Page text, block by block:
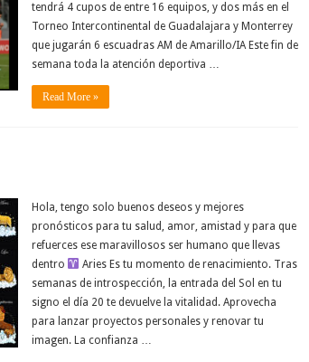
tendrá 4 cupos de entre 16 equipos, y dos más en el
Torneo Intercontinental de Guadalajara y Monterrey
que jugarán 6 escuadras AM de Amarillo/IA Este fin de
semana toda la atención deportiva …
Read More »
Hola, tengo solo buenos deseos y mejores
pronósticos para tu salud, amor, amistad y para que
refuerces ese maravillosos ser humano que llevas
dentro
Aries Es tu momento de renacimiento. Tras
semanas de introspección, la entrada del Sol en tu
signo el día 20 te devuelve la vitalidad. Aprovecha
para lanzar proyectos personales y renovar tu
imagen. La confianza …